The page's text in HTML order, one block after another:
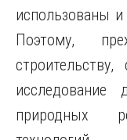
использованы
Поэтому,
природных